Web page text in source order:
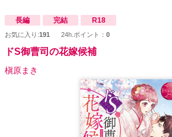
長編 完結 R18
お気に入り:191 24h.ポイント： 0
ドS御曹司の花嫁候補
槇原まき